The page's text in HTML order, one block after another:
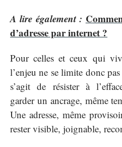
A lire également :
d’adresse par internet ?
Pour celles et ceux qui
l’enjeu ne se limite donc
s’agit de résister à
garder un ancrage, même
Une adresse, même
rester visible, joignable,